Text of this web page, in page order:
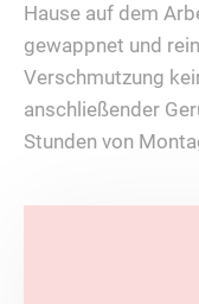
Hause auf dem
gewappnet und
Verschmutzung
anschließender
Stunden von